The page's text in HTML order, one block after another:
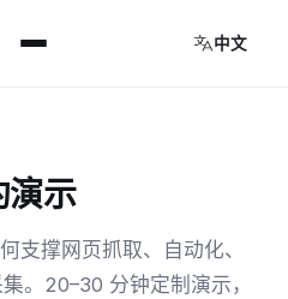
中文
演示
支撑网页抓取、自动化、
。20–30 分钟定制演示，